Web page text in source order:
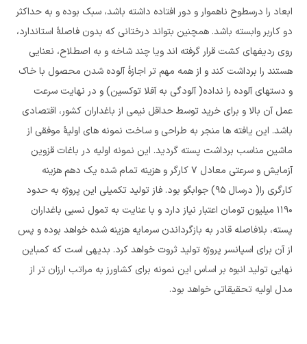
ابعاد را درسطوح ناهموار و دور افتاده داشته باشد، سبک بوده و به حداکثر
دو کاربر وابسته باشد. همچنین بتواند درختانی که بدون فاصلۀ استاندارد،
روی ردیفهای کشت قرار گرفته اند ویا چند شاخه و به اصطلاح، نعنایی
هستند را برداشت کند و از همه مهم تر اجازۀ آلوده شدن محصول با خاک
و دستهای آلوده را نداده( آلودگی به آفلا توکسین) و در نهایت سرعت
عمل آن بالا و برای خرید توسط حداقل نیمی از باغداران کشور، اقتصادی
باشد. این یافته ها منجر به طراحی و ساخت نمونه های اولیۀ موفقی از
ماشین مناسب برداشت پسته گردید. این نمونه اولیه در باغات قزوین
آزمایش و سرعتی معادل 7 کارگر و هزینه تمام شده یک دهم هزینه
کارگری را( درسال 95) جوابگو بود. فاز تولید تکمیلی این پروژه به حدود
1190 میلیون تومان اعتبار نیاز دارد و با عنایت به تمول نسبی باغداران
پسته، بلافاصله قادر به بازگرداندن سرمایه هزینه شده خواهد بوده و پس
از آن برای اسپانسر پروژه تولید ثروت خواهد کرد. بدیهی است که کمباین
نهایی تولید انبوه بر اساس این نمونه برای کشاورز به مراتب ارزان تر از
مدل اولیه تحقیقاتی خواهد بود.